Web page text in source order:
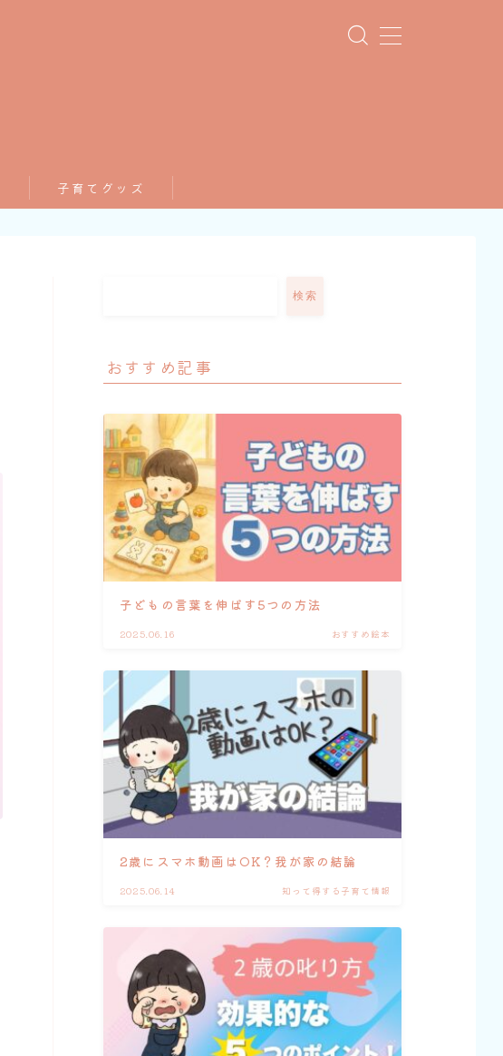
子育てグッズ
検索
おすすめ記事
子どもの言葉を伸ばす5つの方法
2025.06.16 おすすめ絵本
2歳にスマホ動画はOK？我が家の結論
2025.06.14 知って得する子育て情報